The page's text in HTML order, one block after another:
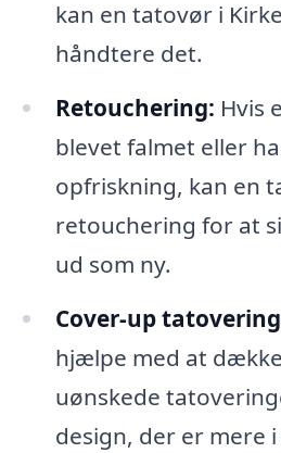
kan en tatovør i
håndtere det.
Retouchering: Hvis
blevet falmet eller
opfriskning, kan en
retouchering for at
ud som ny.
Cover-up
hjælpe med at
uønskede
design, der er mere